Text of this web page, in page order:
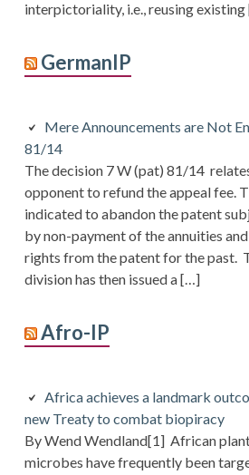
interpictoriality, i.e., reusing
GermanIP
Mere Announcements are Not
81/14
The decision 7 W (pat) 81/14
opponent to refund the appeal fee.
indicated to abandon the patent
by non-payment of the annuities
rights from the patent for the past.
division has then issued a […]
Afro-IP
Africa achieves a landmark
new Treaty to combat biopiracy
By Wend Wendland[1] African
microbes have frequently been